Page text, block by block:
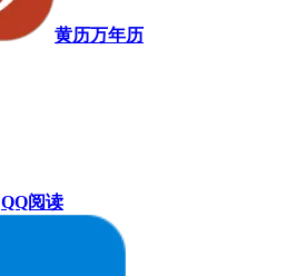
黄历万年历
QQ阅读